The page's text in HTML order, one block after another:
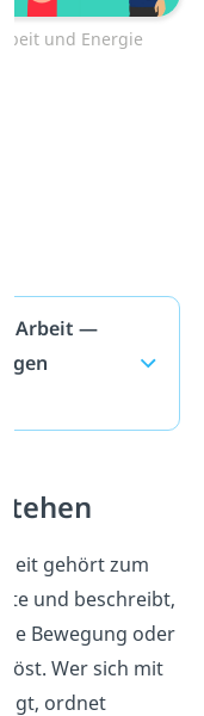
und Energie
Arbeit —
gehört zum
und beschreibt,
Bewegung oder
Wer sich mit
ordnet